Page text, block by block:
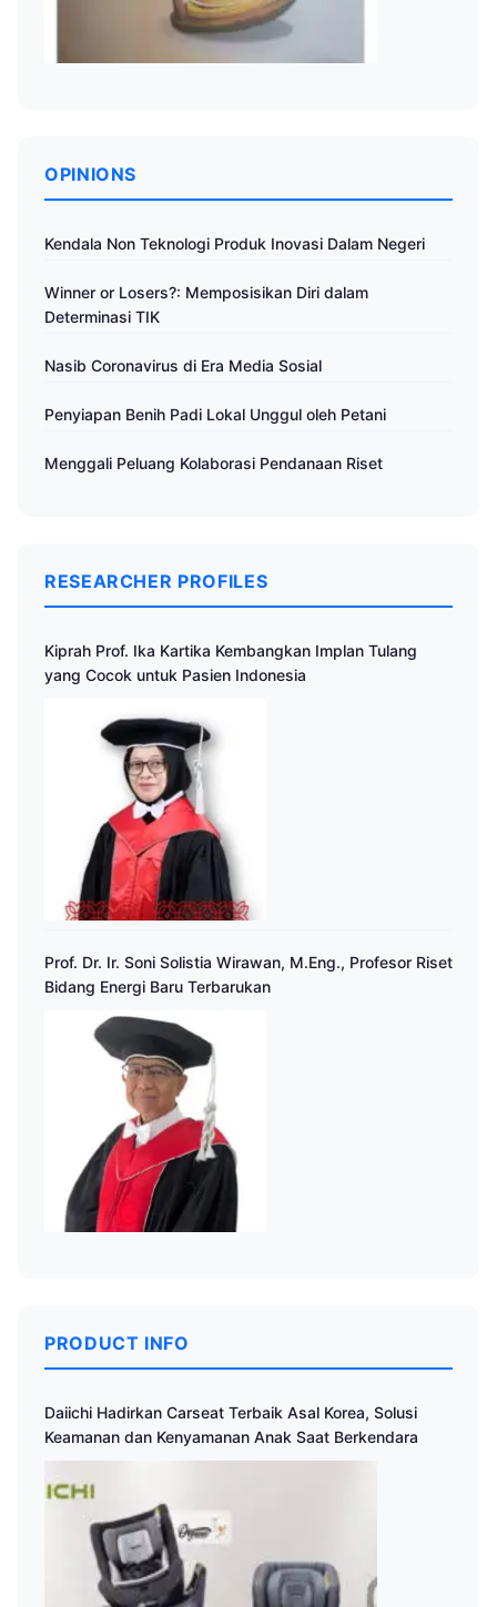
OPINIONS
Kendala Non Teknologi Produk Inovasi Dalam Negeri
Winner or Losers?: Memposisikan Diri dalam
Determinasi TIK
Nasib Coronavirus di Era Media Sosial
Penyiapan Benih Padi Lokal Unggul oleh Petani
Menggali Peluang Kolaborasi Pendanaan Riset
RESEARCHER PROFILES
Kiprah Prof. Ika Kartika Kembangkan Implan Tulang
yang Cocok untuk Pasien Indonesia
Prof. Dr. Ir. Soni Solistia Wirawan, M.Eng., Profesor Riset
Bidang Energi Baru Terbarukan
PRODUCT INFO
Daiichi Hadirkan Carseat Terbaik Asal Korea, Solusi
Keamanan dan Kenyamanan Anak Saat Berkendara